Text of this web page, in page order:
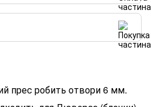
прес робить отвори 6 мм.